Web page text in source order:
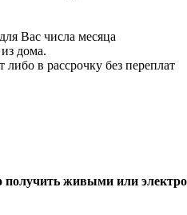
Вас числа месяца
дома.
в рассрочку без переплат
получить живыми или